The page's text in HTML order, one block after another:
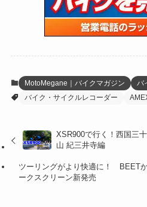
(109)
(5) (5)
(27)
(60)
(38)
(59)
(41)
(47)
(1)
(16)
(4)
(16)
MotoMegane｜バイクマガジン
バ
バイク・サイクルレコーダー
XSR900で行く！西国三
山 紀三井寺編
ツーリングがより快適に！ BEET
ークスクリーン新発売